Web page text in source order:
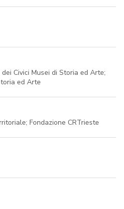
Civici Musei di Storia ed Arte;
ed Arte
Fondazione CRTrieste